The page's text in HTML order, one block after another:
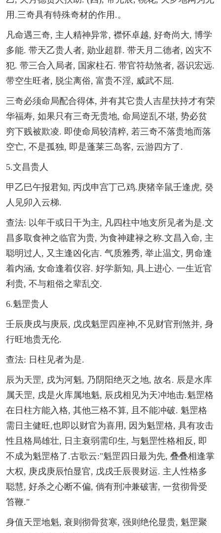
用.三奇具有特殊奇材的作用.。
凡命遇三奇, 主人精神异常, 襟怀卓越, 好奇尚大, 博学
多能. 带天乙贵人者, 勋业超群. 带天月二德者, 凶灾不
犯. 带三合入局者, 国家柱石. 带官符劫煞者, 器识宏远.
带空生旺者, 脱尘离俗, 富贵不淫, 威武不屈.
三奇必须命局配合得体, 并有其它贵人吉星扶持才有荣
华福寿, 如果只有三奇无贵地, 命局逆乱不堪, 势必贫
穷下贱被欺凌. 即使命局较清粹, 若三奇不落贵地而落
空亡, 不是孤独, 即是蓬莱三岛客, 云游四方了.
5.文昌贵人
甲乙巳午报君知, 丙戊申宫丁己鸡.庚猪辛鼠壬逢虎, 癸
人见卯入云梯.
查法: 以年干或日干为主, 凡四柱中地支所见者为是.文
昌多取食神之临官为贵, 为食神建禄之称.文昌入命, 主
聪明过人, 又主逢凶化吉. 气质雅秀, 举止温文, 男命逢
着内涵, 女命逢着仪容. 好学新知, 具上进心. 一生近官
利贵, 不与粗俗之辈乱交.
6.魁罡贵人
壬辰庚戌与庚辰, 戊戌魁罡四座神,不见财官刑煞并, 身
行旺地贵无伦.
查法: 日柱见者为是.
辰为天罡, 戌为河魁, 乃阴阳绝灭之地, 故名. 辰是水库
属天罡, 戌是火库属地魁, 辰戌相见为天冲地击.魁罡格
在日柱方能入格, 其他三格不算, 且不能冲破. 魁罡格
需日主健旺,也即以财官为喜用, 因为魁罡格, 具有攻击
性且格局雄壮, 日主衰弱需印生, 与魁罡性格相反, 即
不成为魁罡格了.古歌云:"魁罡四日最为先, 叠叠相逢掌
大权, 庚戌庚辰怕显官, 戊戌壬辰畏财运. 主人性格多
聪慧, 好杀之心断不偏, 倘有刑冲兼破害, 一贫彻骨受
笞鞭."
身值天罡地魁, 衰则彻骨贫寒, 强则绝伦显贵, 魁罡聚